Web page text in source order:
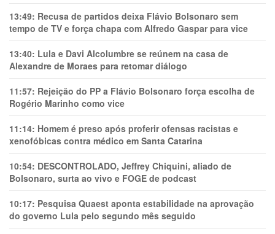
13:49: Recusa de partidos deixa Flávio Bolsonaro sem
tempo de TV e força chapa com Alfredo Gaspar para vice
13:40: Lula e Davi Alcolumbre se reúnem na casa de
Alexandre de Moraes para retomar diálogo
11:57: Rejeição do PP a Flávio Bolsonaro força escolha de
Rogério Marinho como vice
11:14: Homem é preso após proferir ofensas racistas e
xenofóbicas contra médico em Santa Catarina
10:54: DESCONTROLADO, Jeffrey Chiquini, aliado de
Bolsonaro, surta ao vivo e FOGE de podcast
10:17: Pesquisa Quaest aponta estabilidade na aprovação
do governo Lula pelo segundo mês seguido